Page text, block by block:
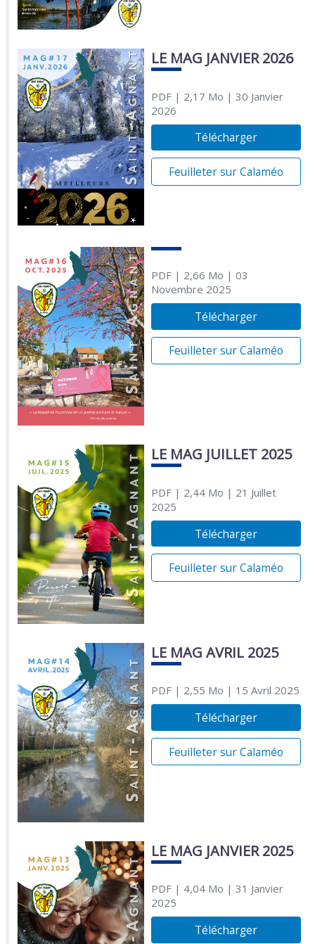
LE MAG JANVIER 2026
PDF| 2,17 Mo | 30 Janvier
2026
Télécharger
Feuilleter sur Calaméo
PDF| 2,66 Mo | 03
Novembre 2025
Télécharger
Feuilleter sur Calaméo
LE MAG JUILLET 2025
PDF| 2,44 Mo | 21 Juillet
2025
Télécharger
Feuilleter sur Calaméo
LE MAG AVRIL 2025
PDF| 2,55 Mo | 15 Avril 2025
Télécharger
Feuilleter sur Calaméo
LE MAG JANVIER 2025
PDF| 4,04 Mo | 31 Janvier
2025
Télécharger